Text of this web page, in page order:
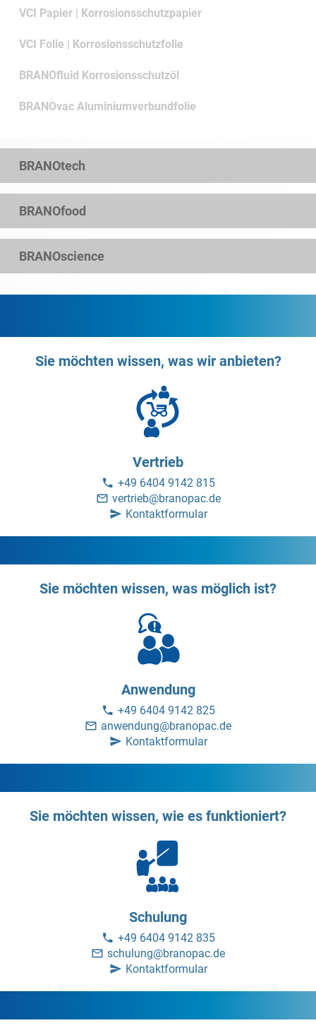
VCI Papier | Korrosionsschutzpapier
VCI Folie | Korrosionsschutzfolie
BRANOfluid Korrosionsschutzöl
BRANOvac Aluminiumverbundfolie
BRANOtech
BRANOfood
BRANOscience
Sie möchten wissen, was wir anbieten?
Vertrieb
+49 6404 9142 815
vertrieb@branopac.de
Kontaktformular
Sie möchten wissen, was möglich ist?
Anwendung
+49 6404 9142 825
anwendung@branopac.de
Kontaktformular
Sie möchten wissen, wie es funktioniert?
Schulung
+49 6404 9142 835
schulung@branopac.de
Kontaktformular